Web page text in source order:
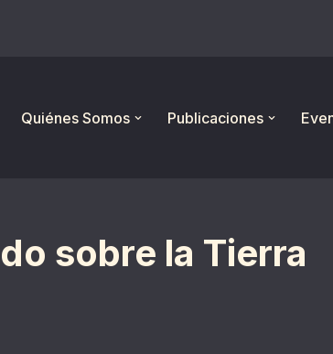
Quiénes Somos Publicaciones
sobre la Tierra